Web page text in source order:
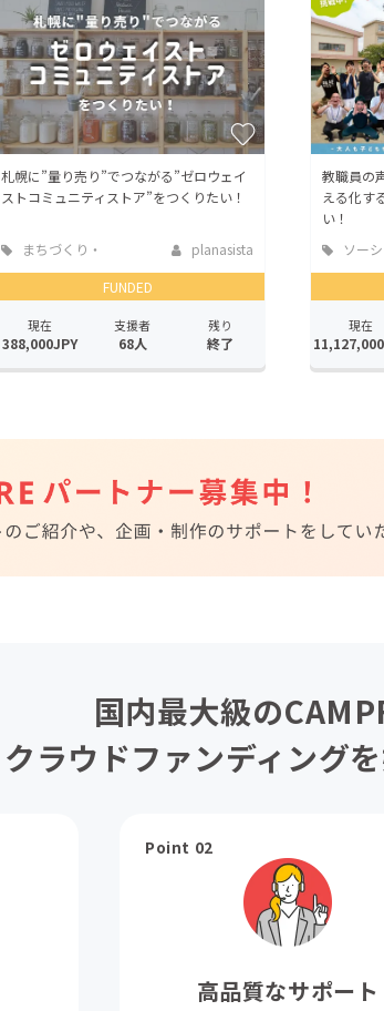
札幌に”量り売り”でつながる”ゼロウェイ
ストコミュニティストア”をつくりたい！
まちづくり・
地域活性化
planasista
FUNDED
現在
388,000JPY
支援者
68人
残り
終了
教職員の
える化す
い！
ソー
ッド
現在
国内最大級の
クラウドファンディング
Point 02
高品質なサポート